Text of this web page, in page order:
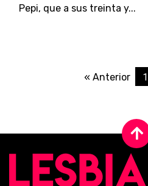
Pepi, que a sus treinta y...
« Anterior 1